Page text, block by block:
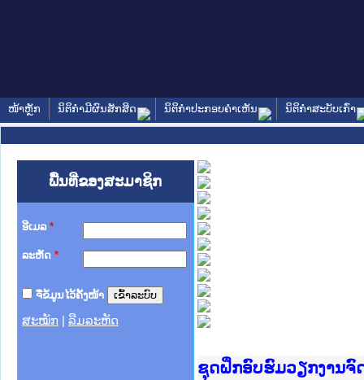
ໜ້າຫຼັກ ນິຕິກໍາມີຜົນສັກສິດ ນິຕິກໍາປະກອບຄໍາເຫັນ ນິຕິກໍາສະບັບເກົ່າ
ພື້ນທີ່ຂອງສະມາຊິກ
ອີເມລ *
ລະຫັດ *
ຈື່ຂໍ້ມູນໄວ້ຄັ້ງໜ້າ
ສະໝັກ ລືມລະຫັດ
Ministry of Justice
ເຜີຍແຜ່ວັບໄຊຈົດໝາຍເ
ກະຊວງຍຸຕິທຳ
ຊຸດຝຶກອົບຮົມວຽກງານຈົ
ກອງປະຊຸມທົບທວນຄືນກ
ຝຶກອົບຮົມ ຜູ່ປະສານງາ
ຝຶກອົບຮົມ ຜູ່ປະສານງາ
ເຜີຍແຜ່ແອັບກົດໝາຍລາ
ເຜີຍແຜ່ແອັບກົດໝາຍລາ
ຍົກລະດັບວຽກງານຈົດໝ
ຊຸດຝຶກອົບຮົມວຽກງານຈົ